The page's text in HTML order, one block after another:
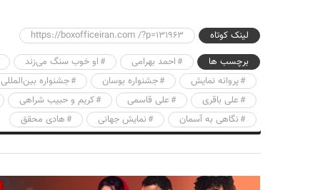
لینک کوتاه
https://boxofficeiran.com /?p=131963
برچسب ها
احمد بهرامی او خوب سنگ می‌زند
پروانه نمایش
جشنواره بوسان جشنواره بین‌المللی
علی باقری
علی قاسمی کریم و حبیب شراهی
نگاهی به آسمان
نمایش جهانی هادی محقق